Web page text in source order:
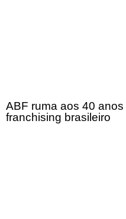
ABF ruma aos 40
franchising brasileiro